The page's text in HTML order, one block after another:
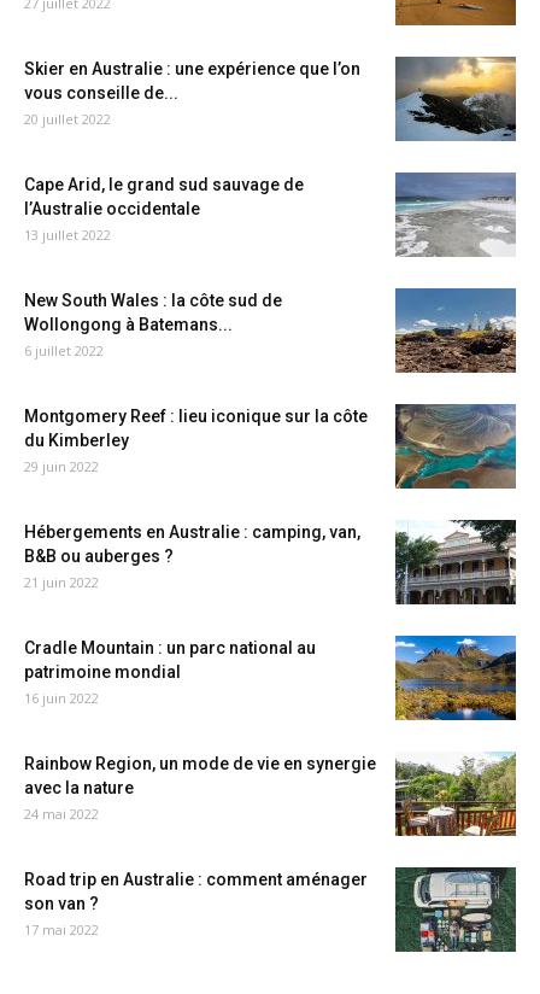
Skier en Australie : une expérience que l’on
vous conseille de...
20 juillet 2022
Cape Arid, le grand sud sauvage de
l’Australie occidentale
13 juillet 2022
New South Wales : la côte sud de
Wollongong à Batemans...
6 juillet 2022
Montgomery Reef : lieu iconique sur la côte
du Kimberley
29 juin 2022
Hébergements en Australie : camping, van,
B&B ou auberges ?
21 juin 2022
Cradle Mountain : un parc national au
patrimoine mondial
16 juin 2022
Rainbow Region, un mode de vie en synergie
avec la nature
24 mai 2022
Road trip en Australie : comment aménager
son van ?
17 mai 2022